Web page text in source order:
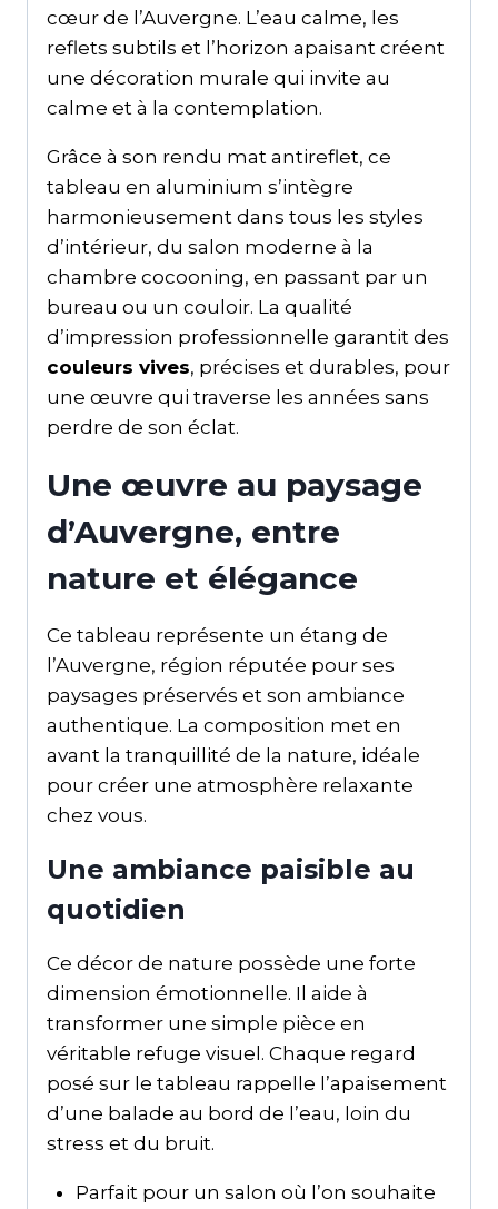
cœur de l’Auvergne. L’eau calme, les
reflets subtils et l’horizon apaisant créent
une décoration murale qui invite au
calme et à la contemplation.
Grâce à son rendu mat antireflet, ce
tableau en aluminium s’intègre
harmonieusement dans tous les styles
d’intérieur, du salon moderne à la
chambre cocooning, en passant par un
bureau ou un couloir. La qualité
d’impression professionnelle garantit des
couleurs vives, précises et durables, pour
une œuvre qui traverse les années sans
perdre de son éclat.
Une œuvre au paysage
d’Auvergne, entre
nature et élégance
Ce tableau représente un étang de
l’Auvergne, région réputée pour ses
paysages préservés et son ambiance
authentique. La composition met en
avant la tranquillité de la nature, idéale
pour créer une atmosphère relaxante
chez vous.
Une ambiance paisible au
quotidien
Ce décor de nature possède une forte
dimension émotionnelle. Il aide à
transformer une simple pièce en
véritable refuge visuel. Chaque regard
posé sur le tableau rappelle l’apaisement
d’une balade au bord de l’eau, loin du
stress et du bruit.
Parfait pour un salon où l’on souhaite